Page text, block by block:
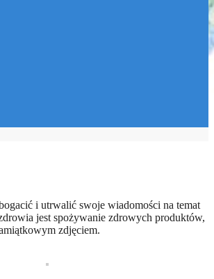
i utrwalić swoje wiadomości na temat
jest spożywanie zdrowych produktów,
zdjęciem.